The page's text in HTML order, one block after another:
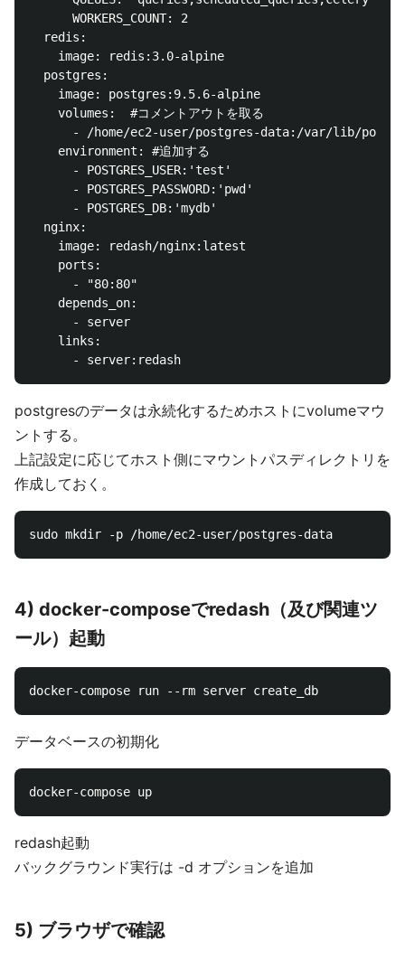
      WORKERS_COUNT: 2
  redis:
    image: redis:3.0-alpine
  postgres:
    image: postgres:9.5.6-alpine
    volumes:  #コメントアウトを取る
- /home/ec2-user/postgres-data:/var/lib/
    environment: #追加する
      - POSTGRES_USER:'test'
      - POSTGRES_PASSWORD:'pwd'
      - POSTGRES_DB:'mydb'
  nginx:
    image: redash/nginx:latest
    ports:
      - "80:80"
    depends_on:
      - server
    links:
postgresのデータは永続化するためホストにvolumeマウ
ントする。
上記設定に応じてホスト側にマウントパスディレクトリを
作成しておく。
4) docker-composeでredash（及び関連ツ
ール）起動
データベースの初期化
redash起動
バックグラウンド実行は -d オプションを追加
5) ブラウザで確認